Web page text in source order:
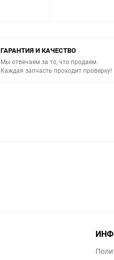
ГАРАНТИЯ И КАЧЕСТВО
Мы отвечаем за то, что продаем.
Каждая запчасть проходит проверку!